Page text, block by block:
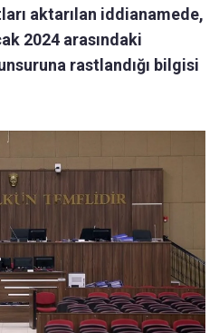
aktarılan iddianamede,
2024 arasındaki
rastlandığı bilgisi